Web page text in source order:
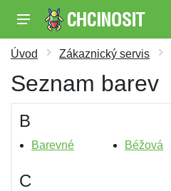
Úvod Zákaznický servis
Seznam barev
B
Barevné Béžová
C